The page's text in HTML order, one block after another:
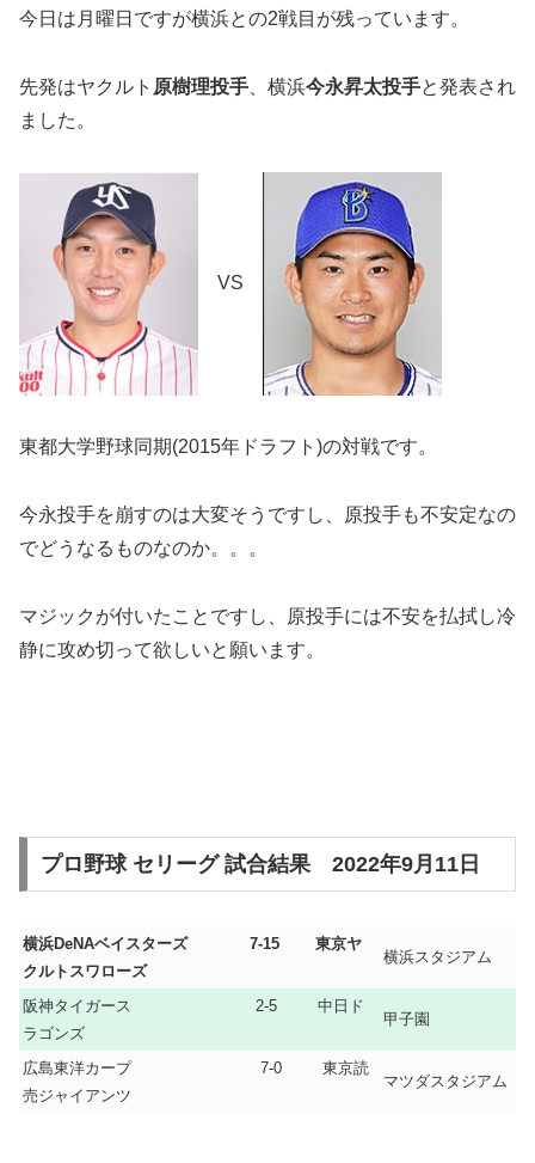
今日は月曜日ですが横浜との2戦目が残っています。
先発はヤクルト 原樹理投手 、横浜今永昇太投手と発表され
ました。
VS
東都大学野球同期(2015年ドラフト)の対戦です。
今永投手を崩すのは大変そうですし、原投手も不安定なの
でどうなるものなのか。。。
マジックが付いたことですし、原投手には不安を払拭し冷
静に攻め切って欲しいと願います。
プロ野球 セリーグ 試合結果 2022年9月11日
横浜DeNAベイスターズ 7-15 東京ヤ
クルトスワローズ
横浜スタジアム
阪神タイガース 2-5 中日ド
ラゴンズ
甲子園
広島東洋カープ 7-0 東京読
売ジャイアンツ
マツダスタジアム